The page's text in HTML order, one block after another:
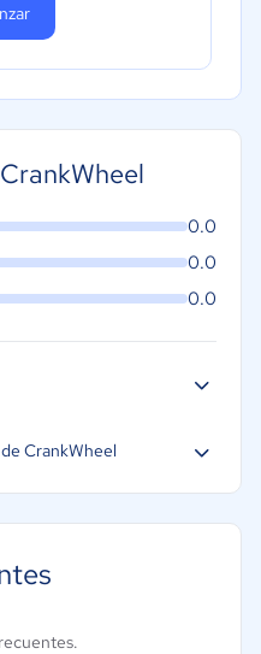
0.0
0.0
0.0
CrankWheel